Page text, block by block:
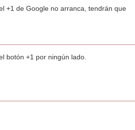
+1 de Google no arranca, tendrán que
botón +1 por ningún lado.